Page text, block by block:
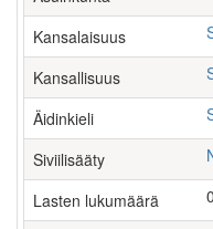
Kansalaisuus
Kansallisuus
Äidinkieli
Siviilisääty
Lasten lukumäärä